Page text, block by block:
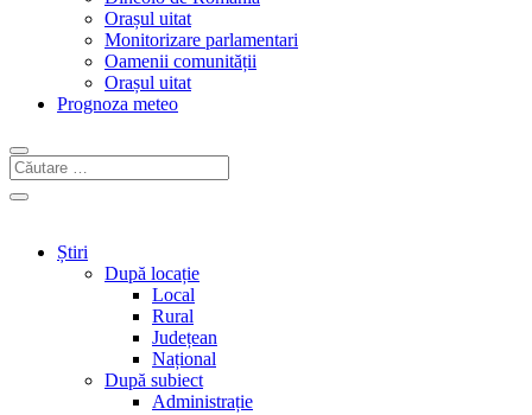
Orașul uitat
Monitorizare parlamentari
Oamenii comunității
Orașul uitat
Prognoza meteo
Știri
După locație
Local
Rural
Județean
Național
După subiect
Administrație